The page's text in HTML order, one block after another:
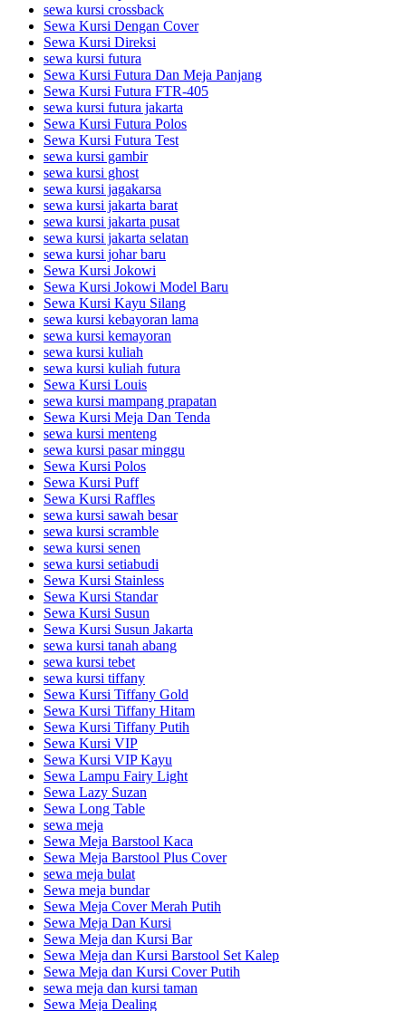
sewa kursi crossback
Sewa Kursi Dengan Cover
Sewa Kursi Direksi
sewa kursi futura
Sewa Kursi Futura Dan Meja Panjang
Sewa Kursi Futura FTR-405
sewa kursi futura jakarta
Sewa Kursi Futura Polos
Sewa Kursi Futura Test
sewa kursi gambir
sewa kursi ghost
sewa kursi jagakarsa
sewa kursi jakarta barat
sewa kursi jakarta pusat
sewa kursi jakarta selatan
sewa kursi johar baru
Sewa Kursi Jokowi
Sewa Kursi Jokowi Model Baru
Sewa Kursi Kayu Silang
sewa kursi kebayoran lama
sewa kursi kemayoran
sewa kursi kuliah
sewa kursi kuliah futura
Sewa Kursi Louis
sewa kursi mampang prapatan
Sewa Kursi Meja Dan Tenda
sewa kursi menteng
sewa kursi pasar minggu
Sewa Kursi Polos
Sewa Kursi Puff
Sewa Kursi Raffles
sewa kursi sawah besar
sewa kursi scramble
sewa kursi senen
sewa kursi setiabudi
Sewa Kursi Stainless
Sewa Kursi Standar
Sewa Kursi Susun
Sewa Kursi Susun Jakarta
sewa kursi tanah abang
sewa kursi tebet
sewa kursi tiffany
Sewa Kursi Tiffany Gold
Sewa Kursi Tiffany Hitam
Sewa Kursi Tiffany Putih
Sewa Kursi VIP
Sewa Kursi VIP Kayu
Sewa Lampu Fairy Light
Sewa Lazy Suzan
Sewa Long Table
sewa meja
Sewa Meja Barstool Kaca
Sewa Meja Barstool Plus Cover
sewa meja bulat
Sewa meja bundar
Sewa Meja Cover Merah Putih
Sewa Meja Dan Kursi
Sewa Meja dan Kursi Bar
Sewa Meja dan Kursi Barstool Set Kalep
Sewa Meja dan Kursi Cover Putih
sewa meja dan kursi taman
Sewa Meja Dealing